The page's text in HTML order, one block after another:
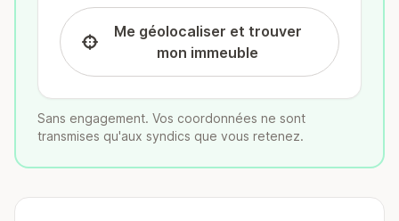
Me géolocaliser et trouver
mon immeuble
Sans engagement. Vos coordonnées ne sont
transmises qu'aux syndics que vous retenez.